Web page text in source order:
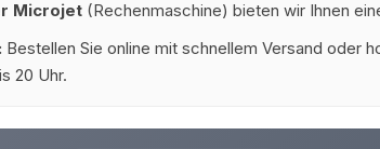
Microjet (Rechenmaschine) bieten wir Ihnen
Bestellen Sie online mit schnellem Versand oder
20 Uhr.